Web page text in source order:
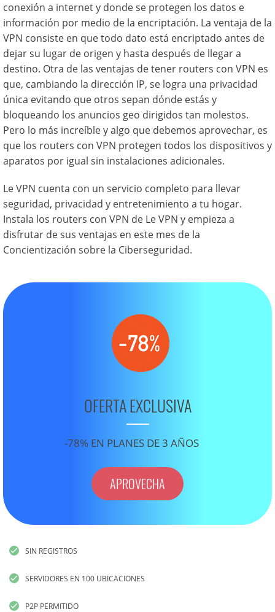
conexión a internet y donde se protegen los datos e
información por medio de la encriptación. La ventaja de la
VPN consiste en que todo dato está encriptado antes de
dejar su lugar de origen y hasta después de llegar a
destino. Otra de las ventajas de tener routers con VPN es
que, cambiando la dirección IP, se logra una privacidad
única evitando que otros sepan dónde estás y
bloqueando los anuncios geo dirigidos tan molestos.
Pero lo más increíble y algo que debemos aprovechar, es
que los routers con VPN protegen todos los dispositivos y
aparatos por igual sin instalaciones adicionales.
Le VPN cuenta con un servicio completo para llevar
seguridad, privacidad y entretenimiento a tu hogar.
Instala los routers con VPN de Le VPN y empieza a
disfrutar de sus ventajas en este mes de la
Concientización sobre la Ciberseguridad.
OFERTA EXCLUSIVA
-78% EN PLANES DE 3 AÑOS
APROVECHA
SIN REGISTROS
SERVIDORES EN 100 UBICACIONES
P2P PERMITIDO